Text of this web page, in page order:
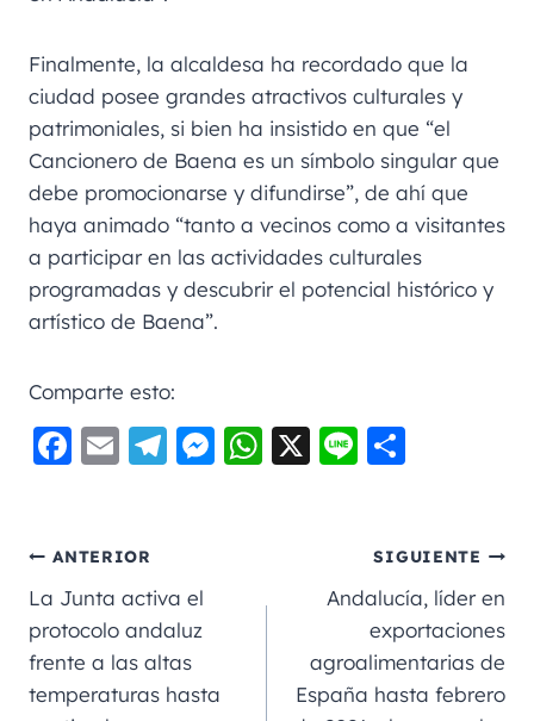
Finalmente, la alcaldesa ha recordado que la
ciudad posee grandes atractivos culturales y
patrimoniales, si bien ha insistido en que “el
Cancionero de Baena es un símbolo singular que
debe promocionarse y difundirse”, de ahí que
haya animado “tanto a vecinos como a visitantes
a participar en las actividades culturales
programadas y descubrir el potencial histórico y
artístico de Baena”.
Comparte esto:
F
e
b
o
o
E
l
Te
m
M W
A
X
Li
p
a
rt
ir
ANTERIOR
La Junta activa el
protocolo andaluz
frente a las altas
temperaturas hasta
SIGUIENTE
Andalucía, líder en
exportaciones
agroalimentarias de
España hasta febrero